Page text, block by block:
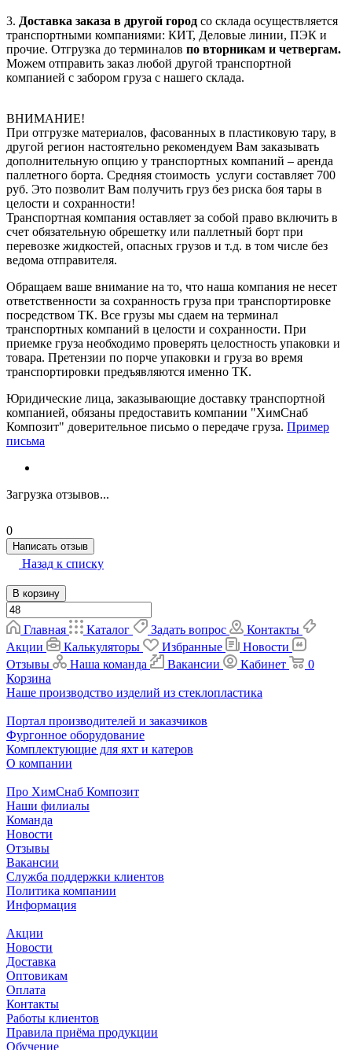
3. Доставка заказа в другой город со склада осуществляется
транспортными компаниями: КИТ, Деловые линии, ПЭК и
прочие. Отгрузка до терминалов по вторникам и четвергам.
Можем отправить заказ любой другой транспортной
компанией с забором груза с нашего склада.
ВНИМАНИЕ!
При отгрузке материалов, фасованных в пластиковую тару, в
другой регион настоятельно рекомендуем Вам заказывать
дополнительную опцию у транспортных компаний – аренда
паллетного борта. Средняя стоимость услуги составляет 700
руб. Это позволит Вам получить груз без риска боя тары в
целости и сохранности!
Транспортная компания оставляет за собой право включить в
счет обязательную обрешетку или паллетный борт при
перевозке жидкостей, опасных грузов и т.д. в том числе без
ведома отправителя.
Обращаем ваше внимание на то, что наша компания не несет
ответственности за сохранность груза при транспортировке
посредством ТК. Все грузы мы сдаем на терминал
транспортных компаний в целости и сохранности. При
приемке груза необходимо проверять целостность упаковки и
товара. Претензии по порче упаковки и груза во время
транспортировки предъявляются именно ТК.
Юридические лица, заказывающие доставку транспортной
компанией, обязаны предоставить компании "ХимСнаб
Композит" доверительное письмо о передаче груза. Пример
письма
Загрузка отзывов...
0
Написать отзыв
Назад к списку
В корзину
Главная Каталог Задать вопрос
Контакты
Акции
Калькуляторы Избранные
Новости
Отзывы
Наша команда Вакансии Кабинет
0
Корзина
Наше производство изделий из стеклопластика
Портал производителей и заказчиков
Фургонное оборудование
Комплектующие для яхт и катеров
О компании
Про ХимСнаб Композит
Наши филиалы
Команда
Новости
Отзывы
Вакансии
Служба поддержки клиентов
Политика компании
Информация
Акции
Новости
Доставка
Оптовикам
Оплата
Контакты
Работы клиентов
Правила приёма продукции
Обучение